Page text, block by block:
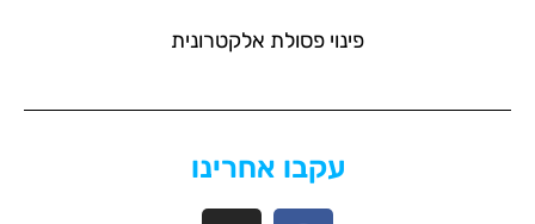
פינוי פסולת אלקטרונית
עקבו אחרינו